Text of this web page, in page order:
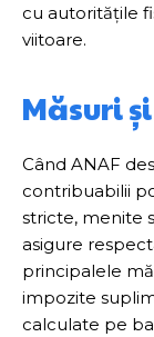
cu autoritățile
viitoare.
Măsuri
Când ANAF
contribuabilii
stricte, menite
asigure
principalele
impozite
calculate pe